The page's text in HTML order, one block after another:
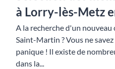
à Lorry-lès-Metz
A la recherche d'un nouveau
Saint-Martin ? Vous ne savez
panique ! Il existe de
dans la...